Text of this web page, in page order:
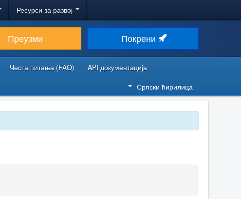
Ресурси за развој
Преузми Покрени
Честа питања (FAQ)
API документација
Српски ћирилица